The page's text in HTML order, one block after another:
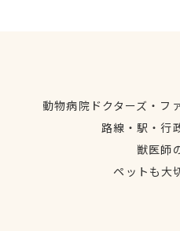
動物病院ドクターズ・フ
路線・駅・行
獣医師
ペットも大